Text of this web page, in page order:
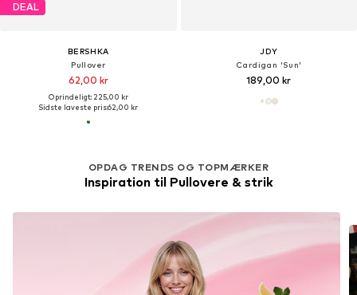
DEAL
BERSHKA
Pullover
62,00 kr
Oprindeligt: 225,00 kr
Sidste laveste pris:62,00 kr
JDY
Cardigan 'Sun'
189,00 kr
OPDAG TRENDS OG TOPMÆRKER
Inspiration til Pullovere & strik